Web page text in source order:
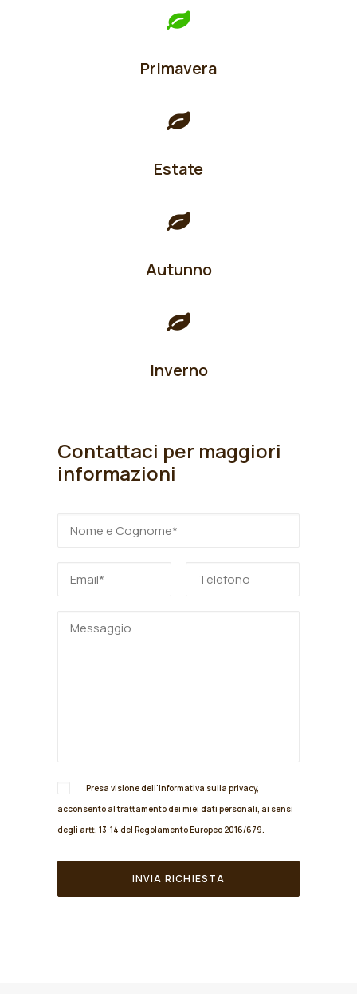
Primavera
Estate
Autunno
Inverno
Contattaci per maggiori
informazioni
Presa visione dell'informativa sulla privacy,
acconsento al trattamento dei miei dati personali, ai sensi
degli artt. 13-14 del Regolamento Europeo 2016/679.